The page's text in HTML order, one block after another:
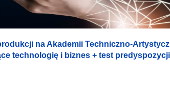
na Akademii Techniczno-
technologię i biznes + test predyspozycji